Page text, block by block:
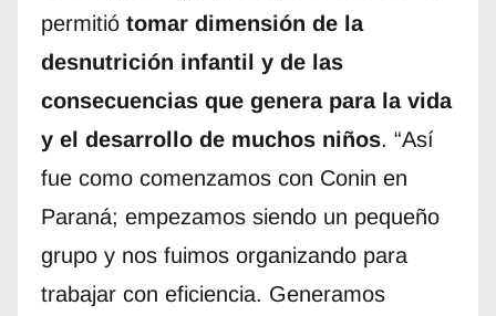
permitió tomar dimensión de la
desnutrición infantil y de las
consecuencias que genera para la vida
y el desarrollo de muchos niños. “Así
fue como comenzamos con Conin en
Paraná; empezamos siendo un pequeño
grupo y nos fuimos organizando para
trabajar con eficiencia. Generamos